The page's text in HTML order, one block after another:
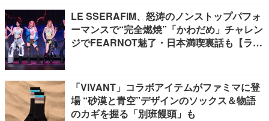
LE SSERAFIM、怒涛のノンストップパフォ
ーマンスで“完全燃焼”「かわだめ」チャレン
ジでFEARNOT魅了・日本満喫裏話も【ライ
「VIVANT」コラボアイテムがファミマに登
場 “砂漠と青空”デザインのソックス＆物語
のカギを握る「別班饅頭」も